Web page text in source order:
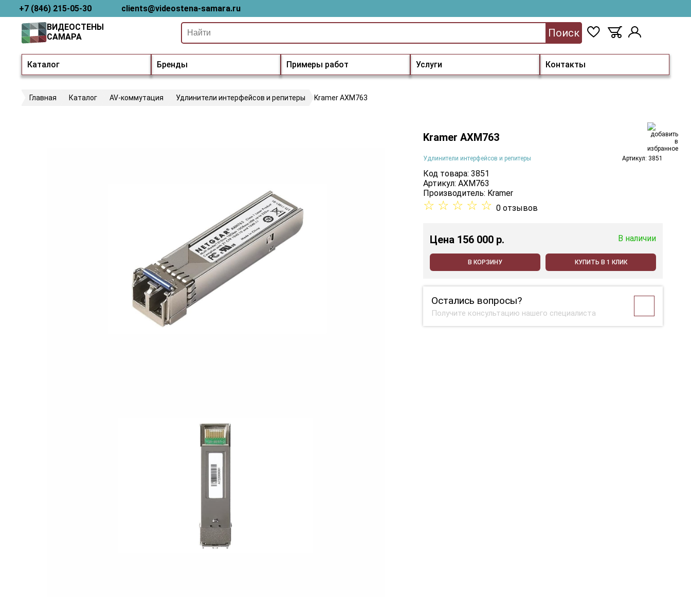
+7 (846) 215-05-30 clients@videostena-samara.ru
Каталог Бренды Примеры работ Услуги Контакты
ВИДЕОСТЕНЫ
САМАРА
Поиск
Главная Каталог AV-коммутация Удлинители интерфейсов и репитеры Kramer AXM763
Kramer AXM763
Удлинители интерфейсов и репитеры Артикул: 3851
Код товара: 3851
Артикул: AXM763
Производитель: Kramer
☆ ☆ ☆ ☆ ☆ 0 отзывов
Цена 156 000 p. В наличии
В КОРЗИНУ КУПИТЬ В 1 КЛИК
Остались вопросы?
Получите консультацию нашего специалиста